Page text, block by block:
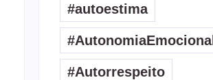
#autoestima
#AutonomiaEmocional
#Autorrespeito